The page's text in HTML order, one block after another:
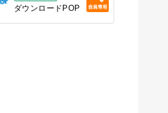
ダウンロードPOP